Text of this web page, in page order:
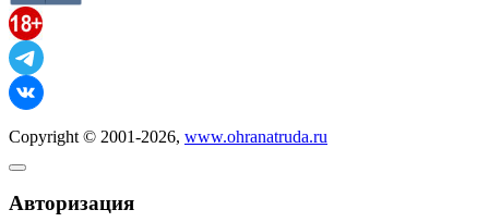
Copyright © 2001-2026, www.ohranatruda.ru
Авторизация